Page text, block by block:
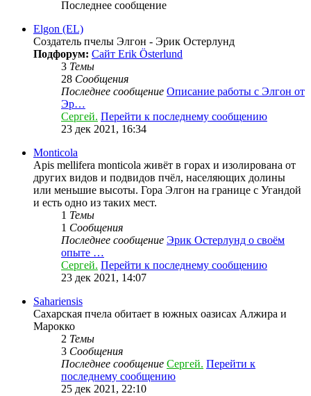
Последнее сообщение
Elgon (EL)
Создатель пчелы Элгон - Эрик Остерлунд
Подфорум: Сайт Erik Österlund
3 Темы
28 Сообщения
Последнее сообщение Описание работы с Элгон от
Эр…
Сергей. Перейти к последнему сообщению
23 дек 2021, 16:34
Monticola
Apis mellifera monticola живёт в горах и изолирована от
других видов и подвидов пчёл, населяющих долины
или меньшие высоты. Гора Элгон на границе с Угандой
и есть одно из таких мест.
1 Темы
1 Сообщения
Последнее сообщение Эрик Остерлунд о своём
опыте …
Сергей. Перейти к последнему сообщению
23 дек 2021, 14:07
Sahariensis
Сахарская пчела обитает в южных оазисах Алжира и
Марокко
2 Темы
3 Сообщения
Последнее сообщение Сергей. Перейти к
последнему сообщению
25 дек 2021, 22:10